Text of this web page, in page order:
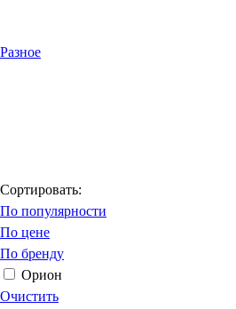
Разное
Сортировать:
По популярности
По цене
По бренду
Орион
Очистить